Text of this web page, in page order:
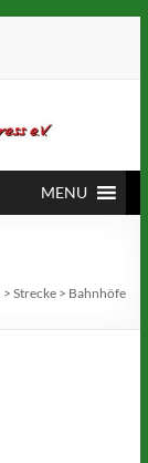
MENU
>Strecke > Bahnhöfe